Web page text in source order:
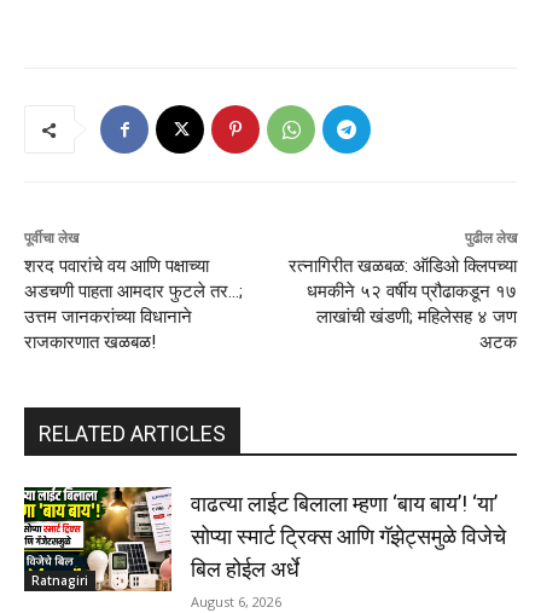
पूर्वीचा लेख
शरद पवारांचे वय आणि पक्षाच्या
अडचणी पाहता आमदार फुटले तर…;
उत्तम जानकरांच्या विधानाने
राजकारणात खळबळ!
पुढील लेख
रत्नागिरीत खळबळ: ऑडिओ क्लिपच्या
धमकीने ५२ वर्षीय प्रौढाकडून १७
लाखांची खंडणी; महिलेसह ४ जण
अटक
RELATED ARTICLES
Ratnagiri
वाढत्या लाईट बिलाला म्हणा ‘बाय बाय’! ‘या’
सोप्या स्मार्ट ट्रिक्स आणि गॅझेट्समुळे विजेचे
बिल होईल अर्धे
August 6, 2026